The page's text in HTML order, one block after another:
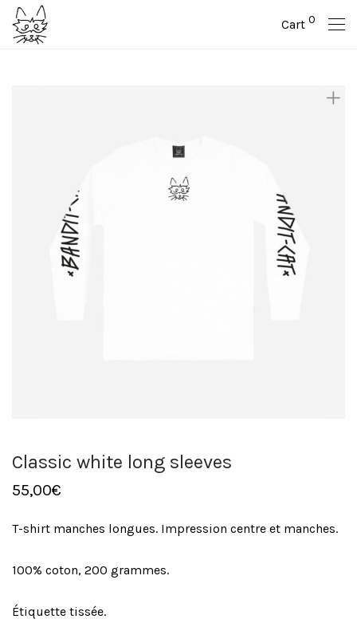
Cart 0
Classic white long sleeves
55,00€
T-shirt manches longues. Impression centre et manches.
100% coton, 200 grammes.
Étiquette tissée.